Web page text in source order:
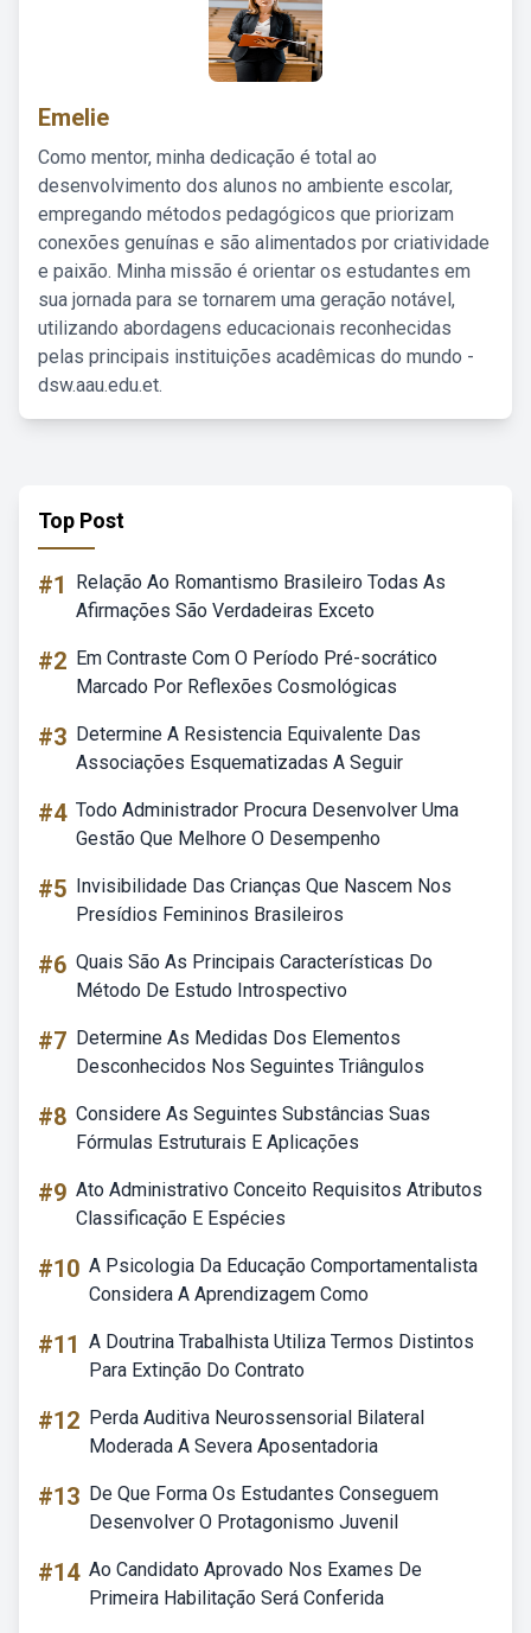
Emelie
Como mentor, minha dedicação é total ao
desenvolvimento dos alunos no ambiente escolar,
empregando métodos pedagógicos que priorizam
conexões genuínas e são alimentados por criatividade
e paixão. Minha missão é orientar os estudantes em
sua jornada para se tornarem uma geração notável,
utilizando abordagens educacionais reconhecidas
pelas principais instituições acadêmicas do mundo -
dsw.aau.edu.et.
Top Post
#1
Relação Ao Romantismo Brasileiro Todas As
Afirmações São Verdadeiras Exceto
#2 Em Contraste Com O Período Pré-socrático
Marcado Por Reflexões Cosmológicas
#3 Determine A Resistencia Equivalente Das
Associações Esquematizadas A Seguir
#4 Todo Administrador Procura Desenvolver Uma
Gestão Que Melhore O Desempenho
#5 Invisibilidade Das Crianças Que Nascem Nos
Presídios Femininos Brasileiros
#6 Quais São As Principais Características Do
Método De Estudo Introspectivo
#7 Determine As Medidas Dos Elementos
Desconhecidos Nos Seguintes Triângulos
#8 Considere As Seguintes Substâncias Suas
Fórmulas Estruturais E Aplicações
#9 Ato Administrativo Conceito Requisitos Atributos
Classificação E Espécies
#10 A Psicologia Da Educação Comportamentalista
Considera A Aprendizagem Como
#11 A Doutrina Trabalhista Utiliza Termos Distintos
Para Extinção Do Contrato
#12 Perda Auditiva Neurossensorial Bilateral
Moderada A Severa Aposentadoria
#13 De Que Forma Os Estudantes Conseguem
Desenvolver O Protagonismo Juvenil
#14 Ao Candidato Aprovado Nos Exames De
Primeira Habilitação Será Conferida